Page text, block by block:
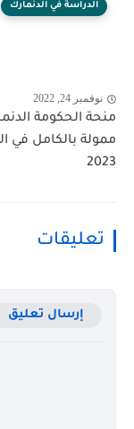
الدراسة في الدنمارك
نوفمبر 24, 2022
منحة الحكومة
ممولة بالكامل في
2023
تعليقات
إرسال تعليق